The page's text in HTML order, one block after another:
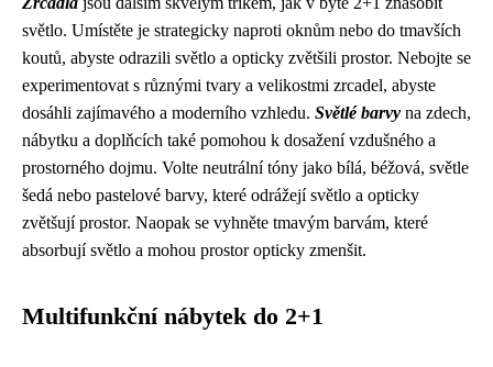
světlo. Umístěte je strategicky naproti oknům nebo do tmavších
koutů, abyste odrazili světlo a opticky zvětšili prostor. Nebojte se
experimentovat s různými tvary a velikostmi zrcadel, abyste
dosáhli zajímavého a moderního vzhledu. Světlé barvy na zdech,
nábytku a doplňcích také pomohou k dosažení vzdušného a
prostorného dojmu. Volte neutrální tóny jako bílá, béžová, světle
šedá nebo pastelové barvy, které odrážejí světlo a opticky
zvětšují prostor. Naopak se vyhněte tmavým barvám, které
absorbují světlo a mohou prostor opticky zmenšit.
Multifunkční nábytek do 2+1